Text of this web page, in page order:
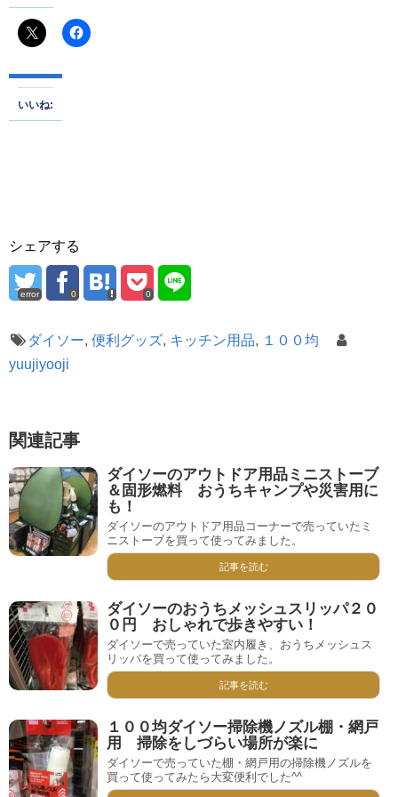
いいね:
シェアする
error 0 0
ダイソー, 便利グッズ, キッチン用品, １００均
yuujiyooji
関連記事
ダイソーのアウトドア用品ミニストーブ
＆固形燃料 おうちキャンプや災害用に
も！
ダイソーのアウトドア用品コーナーで売っていたミ
ニストーブを買って使ってみました。
記事を読む
ダイソーのおうちメッシュスリッパ２０
０円 おしゃれで歩きやすい！
ダイソーで売っていた室内履き、おうちメッシュス
リッパを買って使ってみました。
記事を読む
１００均ダイソー掃除機ノズル棚・網戸
用 掃除をしづらい場所が楽に
ダイソーで売っていた棚・網戸用の掃除機ノズルを
買って使ってみたら大変便利でした^^